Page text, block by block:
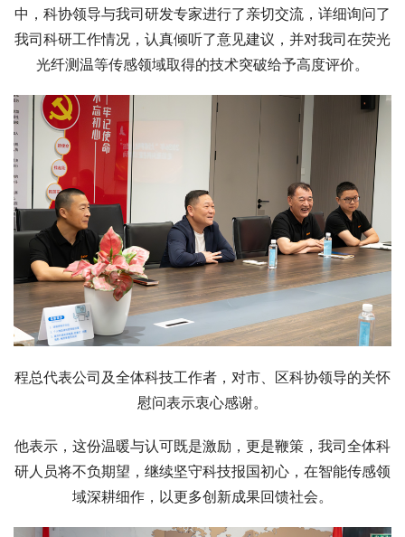
中，科协领导与我司研发专家进行了亲切交流，详细询问了
我司科研工作情况，认真倾听了意见建议，并对我司在荧光
光纤测温等传感领域取得的技术突破给予高度评价。
程总代表公司及全体科技工作者，对市、区科协领导的关怀
慰问表示衷心感谢。
他表示，这份温暖与认可既是激励，更是鞭策，我司全体科
研人员将不负期望，继续坚守科技报国初心，在智能传感领
域深耕细作，以更多创新成果回馈社会。